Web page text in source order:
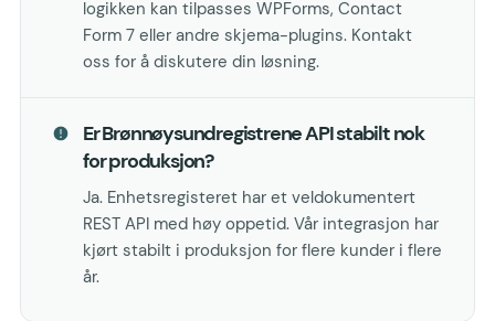
logikken kan tilpasses WPForms, Contact
Form 7 eller andre skjema-plugins. Kontakt
oss for å diskutere din løsning.
Er Brønnøysundregistrene API stabilt nok
for produksjon?
Ja. Enhetsregisteret har et veldokumentert
REST API med høy oppetid. Vår integrasjon har
kjørt stabilt i produksjon for flere kunder i flere
år.